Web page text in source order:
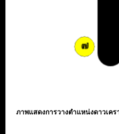
ภาพแสดงการวางตำแหน่งดาวเค